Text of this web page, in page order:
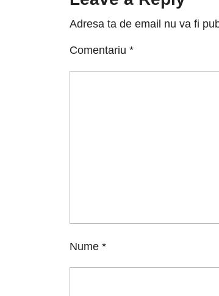
Adresa ta de email nu va fi
Comentariu *
Nume *